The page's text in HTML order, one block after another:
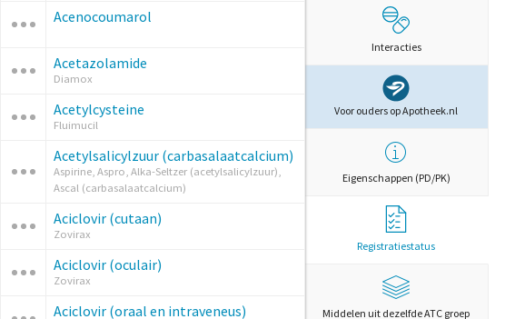
Acenocoumarol
Acetazolamide
Diamox
Acetylcysteine
Fluimucil
Acetylsalicylzuur (carbasalaatcalcium)
Aspirine, Aspro, Alka-Seltzer (acetylsalicylzuur),
Ascal (carbasalaatcalcium)
Aciclovir (cutaan)
Zovirax
Aciclovir (oculair)
Zovirax
Aciclovir (oraal en intraveneus)
Interacties
Voor ouders op Apotheek.nl
Eigenschappen (PD/PK)
Registratiestatus
Middelen uit dezelfde ATC groep